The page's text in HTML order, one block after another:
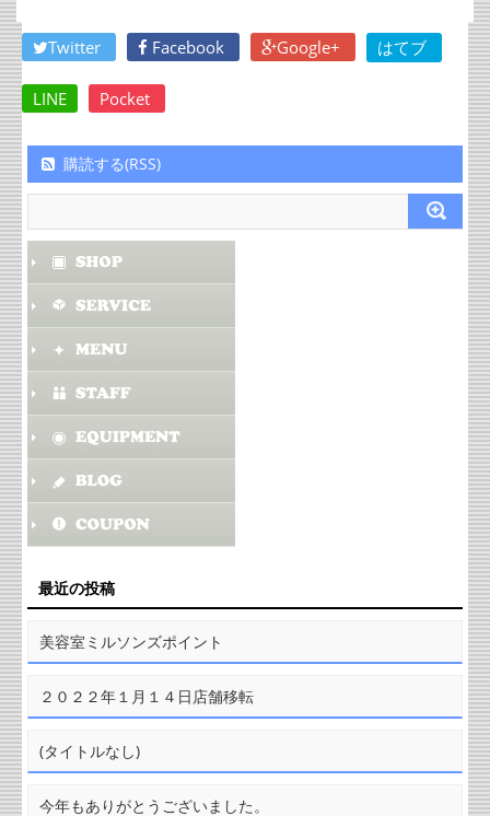
Twitter Facebook Google+ はてブ
LINE Pocket
購読する(RSS)
最近の投稿
美容室ミルソンズポイント
２０２２年１月１４日店舗移転
(タイトルなし)
今年もありがとうございました。